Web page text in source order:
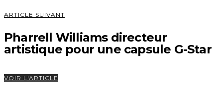
ARTICLE SUIVANT
Pharrell Williams directeur
artistique pour une capsule G-Star
VOIR L'ARTICLE